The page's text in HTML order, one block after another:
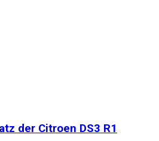
der Citroen DS3 R1